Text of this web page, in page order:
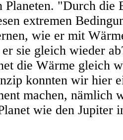
Planeten. "Durch die
extremen
wie er mit
sie gleich wieder
die Wärme gleich
konnten wir hier
machen, nämlich
wie den Jupiter